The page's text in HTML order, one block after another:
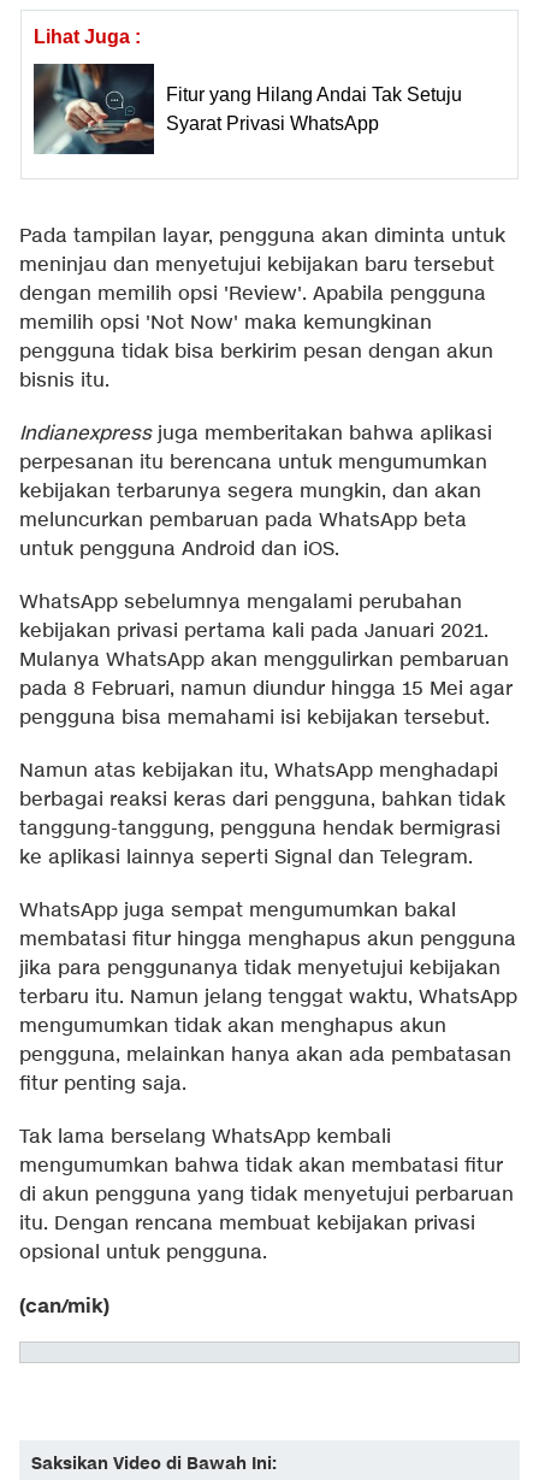
Lihat Juga :
Fitur yang Hilang Andai Tak Setuju
Syarat Privasi WhatsApp
Pada tampilan layar, pengguna akan diminta untuk
meninjau dan menyetujui kebijakan baru tersebut
dengan memilih opsi 'Review'. Apabila pengguna
memilih opsi 'Not Now' maka kemungkinan
pengguna tidak bisa berkirim pesan dengan akun
bisnis itu.
Indianexpressjuga memberitakan bahwa aplikasi
perpesanan itu berencana untuk mengumumkan
kebijakan terbarunya segera mungkin, dan akan
meluncurkan pembaruan pada WhatsApp beta
untuk pengguna Android dan iOS.
WhatsApp sebelumnya mengalami perubahan
kebijakan privasi pertama kali pada Januari 2021.
Mulanya WhatsApp akan menggulirkan pembaruan
pada 8 Februari, namun diundur hingga 15 Mei agar
pengguna bisa memahami isi kebijakan tersebut.
Namun atas kebijakan itu, WhatsApp menghadapi
berbagai reaksi keras dari pengguna, bahkan tidak
tanggung-tanggung, pengguna hendak bermigrasi
ke aplikasi lainnya seperti Signal dan Telegram.
WhatsApp juga sempat mengumumkan bakal
membatasi fitur hingga menghapus akun pengguna
jika para penggunanya tidak menyetujui kebijakan
terbaru itu. Namun jelang tenggat waktu, WhatsApp
mengumumkan tidak akan menghapus akun
pengguna, melainkan hanya akan ada pembatasan
fitur penting saja.
Tak lama berselang WhatsApp kembali
mengumumkan bahwa tidak akan membatasi fitur
di akun pengguna yang tidak menyetujui perbaruan
itu. Dengan rencana membuat kebijakan privasi
opsional untuk pengguna.
(can/mik)
Saksikan Video di Bawah Ini: